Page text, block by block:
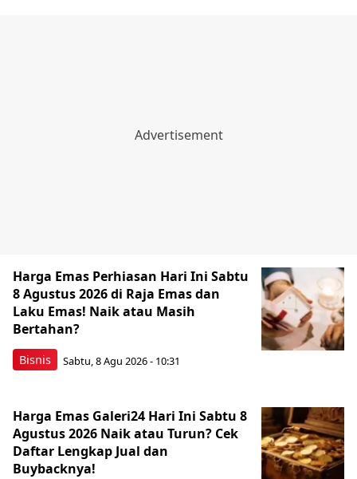
Bisnis
Harga Emas Perhiasan Hari Ini Sabtu
8 Agustus 2026 di Raja Emas dan
Laku Emas! Naik atau Masih
Bertahan?
Sabtu, 8 Agu 2026 - 10:31
Harga Emas Galeri24 Hari Ini Sabtu 8
Agustus 2026 Naik atau Turun? Cek
Daftar Lengkap Jual dan
Buybacknya!